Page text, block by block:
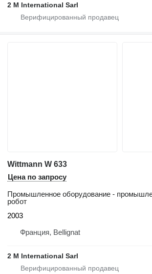
2 M International Sarl
Wittmann W 633
Цена по запросу
Промышленное оборудование -
робот
2003
Франция, Bellignat
2 M International Sarl